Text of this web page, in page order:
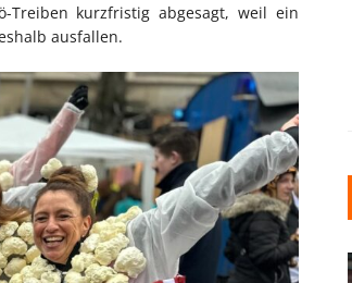
kurzfristig abgesagt, weil ein
ausfallen.